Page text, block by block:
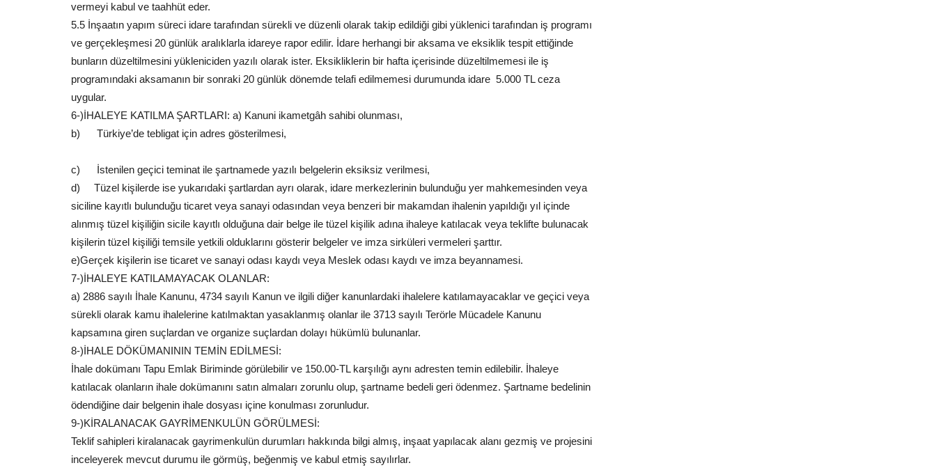
vermeyi kabul ve taahhüt eder.
5.5 İnşaatın yapım süreci idare tarafından sürekli ve düzenli olarak takip edildiği gibi yüklenici tarafından iş programı
ve gerçekleşmesi 20 günlük aralıklarla idareye rapor edilir. İdare herhangi bir aksama ve eksiklik tespit ettiğinde
bunların düzeltilmesini yükleniciden yazılı olarak ister. Eksikliklerin bir hafta içerisinde düzeltilmemesi ile iş
programındaki aksamanın bir sonraki 20 günlük dönemde telafi edilmemesi durumunda idare 5.000 TL ceza
uygular.
6-)İHALEYE KATILMA ŞARTLARI: a) Kanuni ikametgâh sahibi olunması,
b) Türkiye’de tebligat için adres gösterilmesi,
c) İstenilen geçici teminat ile şartnamede yazılı belgelerin eksiksiz verilmesi,
d) Tüzel kişilerde ise yukarıdaki şartlardan ayrı olarak, idare merkezlerinin bulunduğu yer mahkemesinden veya
siciline kayıtlı bulunduğu ticaret veya sanayi odasından veya benzeri bir makamdan ihalenin yapıldığı yıl içinde
alınmış tüzel kişiliğin sicile kayıtlı olduğuna dair belge ile tüzel kişilik adına ihaleye katılacak veya teklifte bulunacak
kişilerin tüzel kişiliği temsile yetkili olduklarını gösterir belgeler ve imza sirküleri vermeleri şarttır.
e)Gerçek kişilerin ise ticaret ve sanayi odası kaydı veya Meslek odası kaydı ve imza beyannamesi.
7-)İHALEYE KATILAMAYACAK OLANLAR:
a) 2886 sayılı İhale Kanunu, 4734 sayılı Kanun ve ilgili diğer kanunlardaki ihalelere katılamayacaklar ve geçici veya
sürekli olarak kamu ihalelerine katılmaktan yasaklanmış olanlar ile 3713 sayılı Terörle Mücadele Kanunu
kapsamına giren suçlardan ve organize suçlardan dolayı hükümlü bulunanlar.
8-)İHALE DÖKÜMANININ TEMİN EDİLMESİ:
İhale dokümanı Tapu Emlak Biriminde görülebilir ve 150.00-TL karşılığı aynı adresten temin edilebilir. İhaleye
katılacak olanların ihale dokümanını satın almaları zorunlu olup, şartname bedeli geri ödenmez. Şartname bedelinin
ödendiğine dair belgenin ihale dosyası içine konulması zorunludur.
9-)KİRALANACAK GAYRİMENKULÜN GÖRÜLMESİ:
Teklif sahipleri kiralanacak gayrimenkulün durumları hakkında bilgi almış, inşaat yapılacak alanı gezmiş ve projesini
inceleyerek mevcut durumu ile görmüş, beğenmiş ve kabul etmiş sayılırlar.